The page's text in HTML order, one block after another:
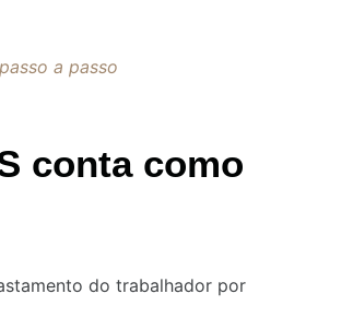
a passo
conta como
do trabalhador por